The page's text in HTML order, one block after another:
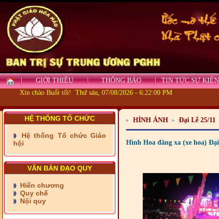
GIỚI THIỆU THÔNG BÁO
TIN TỨC SỰ KIỆN
Xin chào Buổi tối! Thứ sáu, 07/08/2026 - 6:22:02 PM
HỆ THỐNG TỔ CHỨC
Hệ thống Tổ chức Giáo
hội
VĂN BẢN ĐẠO QUY
Hiến chương
Quy chế
Nội quy
- Những tấm lòng thiện
nguyện vùng biên
PHƯỚC TỈNH ĐỒNG NAI
TIẾP SỨC ĐẾN TRƯỜNG
- Xã Châu Phú khánh
thành cầu Kênh 7 - Nam
kênh Quốc Gia
- Xã Phú Lâm bàn giao 9
HÌNH ẢNH Đại Lễ 25/11
Hình Hoa đăng xa (xe hoa)